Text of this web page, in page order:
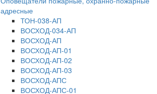
адресные
ТОН-038-АП
ВОСХОД-034-АП
ВОСХОД-АП
ВОСХОД-АП-01
ВОСХОД-АП-02
ВОСХОД-АП-03
ВОСХОД-АПС
ВОСХОД-АПС-01